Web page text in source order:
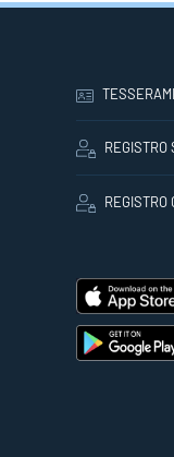
REGISTRO
REGISTRO